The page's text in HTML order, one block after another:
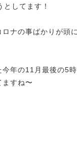
してます！
ナの事ばかりが頭
年の11月最後の5時
すね〜